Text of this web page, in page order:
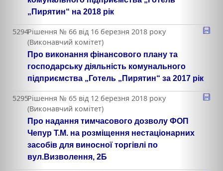
„Пирятин“ на 2018 рік
5294Рішення № 66 від 16 березня 2018 року
(Виконавчий комітет)
Про виконання фінансового плану та
господарську діяльність комунального
підприємства „Готель „Пирятин“ за 2017 рік
5295Рішення № 65 від 12 березня 2018 року
(Виконавчий комітет)
Про надання тимчасового дозволу ФОП
Чепур Т.М. на розміщення нестаціонарних
засобів для виносної торгівлі по
вул.Визволення, 2Б